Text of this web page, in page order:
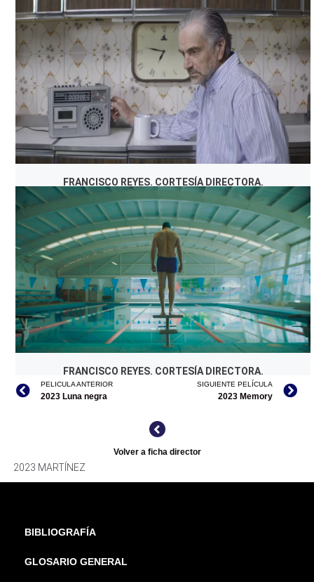
MARTHA CLAUDIA MORENO. CORTESÍA DIRECTORA.
FRANCISCO REYES. CORTESÍA DIRECTORA.
FRANCISCO REYES. CORTESÍA DIRECTORA.
PELICULA ANTERIOR
2023 Luna negra
SIGUIENTE PELÍCULA
2023 Memory
Volver a ficha director
2023 MARTÍNEZ
BIBLIOGRAFÍA
GLOSARIO GENERAL